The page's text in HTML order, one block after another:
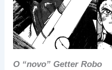
O “novo” Getter Robo